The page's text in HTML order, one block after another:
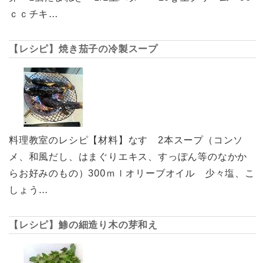
ｃｃチキ…
【レシピ】焼き茄子の冷製スープ
料理教室のレシピ【材料】なす 2本スープ（コンソ
メ、和風だし、はまぐりエキス、すっぽん等のなかか
らお好みのもの）300ｍｌオリーブオイル 少々塩、こ
しょう…
【レシピ】鯵の細造り木の芽和え